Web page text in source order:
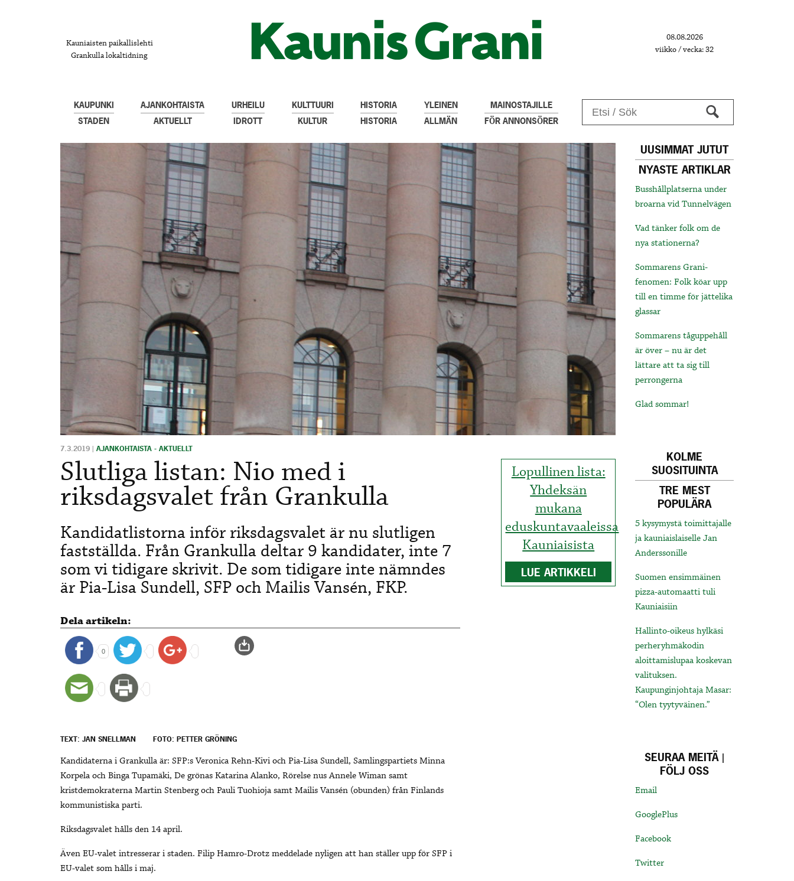
Kauniaisten paikallislehti
Grankulla lokaltidning
08.08.2026
viikko / vecka: 32
KAUPUNKI
STADEN
AJANKOHTAISTA
AKTUELLT
URHEILU
IDROTT
KULTTUURI
KULTUR
HISTORIA
HISTORIA
YLEINEN
ALLMÄN
MAINOSTAJILLE
FÖR ANNONSÖRER
Lopullinen lista:
Yhdeksän
mukana
eduskuntavaaleissa
Kauniaisista
LUE ARTIKKELI
7.3.2019 | AJANKOHTAISTA - AKTUELLT
Slutliga listan: Nio med i
riksdagsvalet från Grankulla
Kandidatlistorna inför riksdagsvalet är nu slutligen
fastställda. Från Grankulla deltar 9 kandidater, inte 7
som vi tidigare skrivit. De som tidigare inte nämndes
är Pia-Lisa Sundell, SFP och Mailis Vansén, FKP.
Dela artikeln:
0
TEXT: JAN SNELLMAN FOTO: PETTER GRÖNING
Kandidaterna i Grankulla är: SFP:s Veronica Rehn-Kivi och Pia-Lisa Sundell, Samlingspartiets Minna
Korpela och Binga Tupamäki, De grönas Katarina Alanko, Rörelse nus Annele Wiman samt
kristdemokraterna Martin Stenberg och Pauli Tuohioja samt Mailis Vansén (obunden) från Finlands
kommunistiska parti.
Riksdagsvalet hålls den 14 april.
Även EU-valet intresserar i staden. Filip Hamro-Drotz meddelade nyligen att han ställer upp för SFP i
EU-valet som hålls i maj.
UUSIMMAT JUTUT
NYASTE ARTIKLAR
Busshållplatserna under
broarna vid Tunnelvägen
Vad tänker folk om de
nya stationerna?
Sommarens Grani-
fenomen: Folk köar upp
till en timme för jättelika
glassar
Sommarens tåguppehåll
är över – nu är det
lättare att ta sig till
perrongerna
Glad sommar!
KOLME
SUOSITUINTA
TRE MEST
POPULÄRA
5 kysymystä toimittajalle
ja kauniaislaiselle Jan
Anderssonille
Suomen ensimmäinen
pizza-automaatti tuli
Kauniaisiin
Hallinto-oikeus hylkäsi
perheryhmäkodin
aloittamislupaa koskevan
valituksen.
Kaupunginjohtaja Masar:
“Olen tyytyväinen.”
SEURAA MEITÄ |
FÖLJ OSS
Email
GooglePlus
Facebook
Twitter